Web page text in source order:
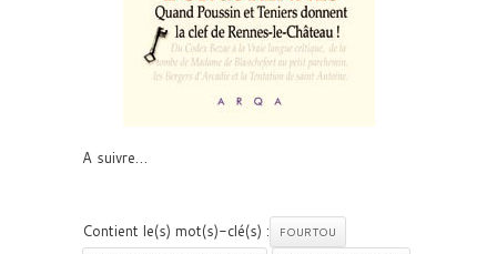
A suivre…
Contient le(s) mot(s)-clé(s) :
FOURTOU